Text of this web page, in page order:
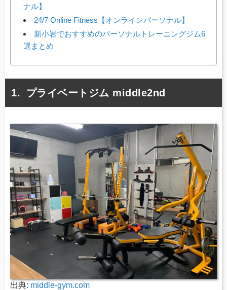
ナル】
24/7 Online Fitness【オンラインパーソナル】
新小岩でおすすめのパーソナルトレーニングジム6
選まとめ
プライベートジム middle2nd
出典: middle-gym.com